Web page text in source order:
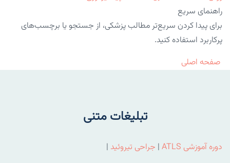
راهنمای سریع
برای پیدا کردن سریع‌تر مطالب پزشکی، از جستجو یا برچسب‌های
پرکاربرد استفاده کنید.
صفحه اصلی
تبلیغات متنی
دوره آموزشی ATLS | جراحی تیروئید |